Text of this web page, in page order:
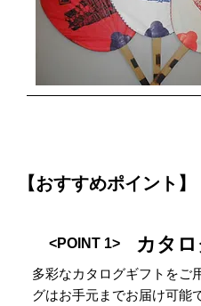
【おすすめポイント】
<POINT 1> カタ
多彩なカタログギフトをご
グはお手元までお届け可能